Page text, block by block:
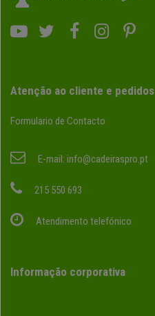
Atenção ao cliente e pedidos
Formulario de Contacto
E-mail: info@cadeiraspro.pt
215 550 693
Atendimento telefónico
Informação corporativa